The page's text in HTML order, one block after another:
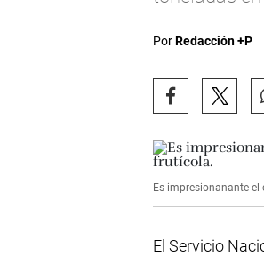
PorRedacción +P
Es impresionanante
El Servicio